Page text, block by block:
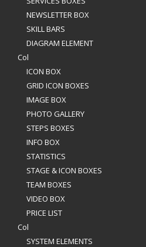
NEWSLETTER BOX
SKILL BARS
DIAGRAM ELEMENT
Col
ICON BOX
GRID ICON BOXES
IMAGE BOX
PHOTO GALLERY
STEPS BOXES
INFO BOX
STATISTICS
STAGE & ICON BOXES
TEAM BOXES
VIDEO BOX
PRICE LIST
Col
SYSTEM ELEMENTS